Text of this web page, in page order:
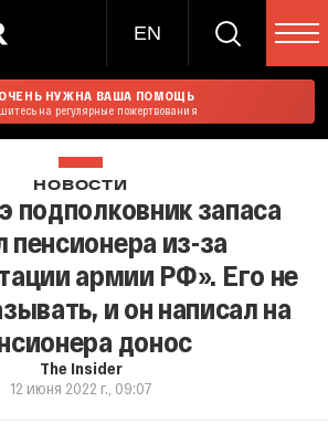
EN
НУЖНА ВАША ПОМОЩЬ
на регулярные пожертвования
НОВОСТИ
подполковник запаса
пенсионера из-за
армии РФ». Его не
и он написал на
донос
The Insider
12 июня 2022 г., 09:07